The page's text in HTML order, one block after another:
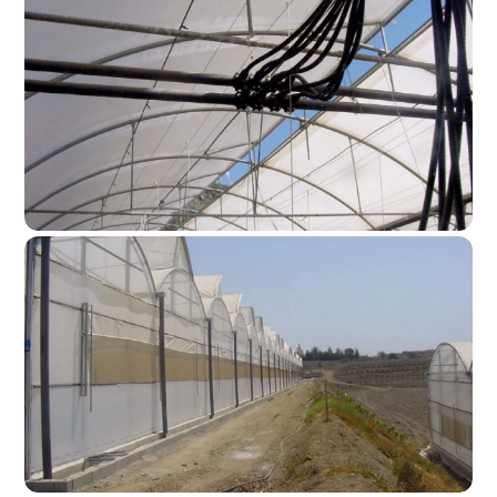
Ventanas Motorizadas 3
Ventanas Motorizadas 2